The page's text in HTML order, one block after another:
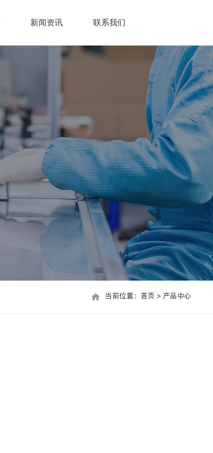
新闻资讯 联系我们
当前位置：首页 > 联系我们
当前位置： 首页 > 产品中心